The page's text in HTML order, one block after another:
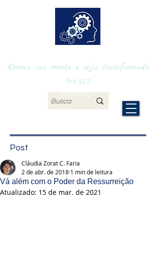
Renove sua mente e seja transformado
Site & Blog
Rm 12.2
Post
Vá além com o Poder da Ressurreição
Cláudia Zorat C. Faria
2 de abr. de 2018 1 min de leitura
Atualizado: 15 de mar. de 2021